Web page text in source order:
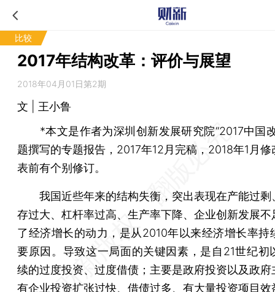
比较
2017年结构改革：评价与展望
2018年04月01日第2期
文 | 王小鲁
*本文是作者为深圳创新发展研究院“2017中国
题撰写的专题报告，2017年12月完稿，2018年1月修
表前有个别修订。
我国近些年来的结构失衡，突出表现在产能过剩
存过大、杠杆率过高、生产率下降、企业创新发展不
了经济增长的动力，是从2010年以来经济增长率持
要原因。导致这一局面的关键因素，是自21世纪初
续的过度投资、过度借债；主要是政府投资以及政府
有企业投资扩张过快、借债过多、有大量投资项目效